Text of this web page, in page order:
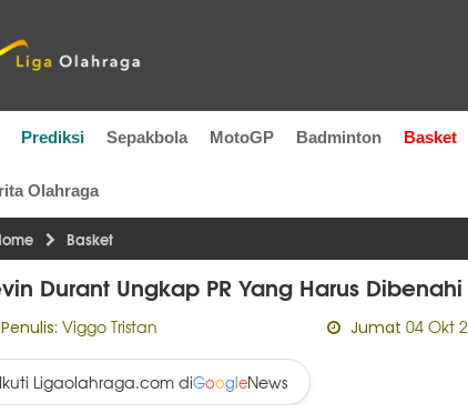
Prediksi Sepakbola MotoGP Badminton Basket
Olahraga
Basket
Durant Ungkap PR Yang Harus
Penulis: Viggo Tristan Jumat 04 Okt
Ikuti Ligaolahraga.com diGoogleNews